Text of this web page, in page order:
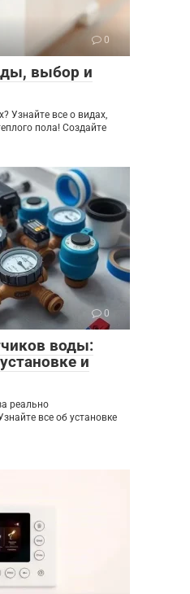
0
выбор и
Узнайте все о видах,
пола! Создайте
0
воды:
и
реально
все об установке